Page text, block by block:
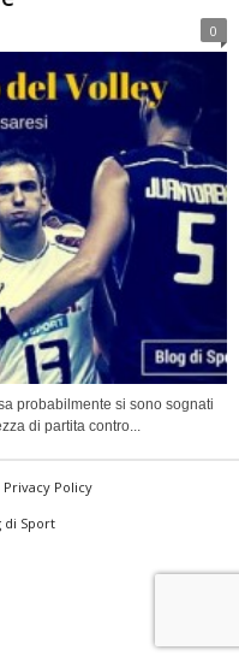
0
probabilmente si sono sognati
di partita contro...
Privacy Policy
di Sport